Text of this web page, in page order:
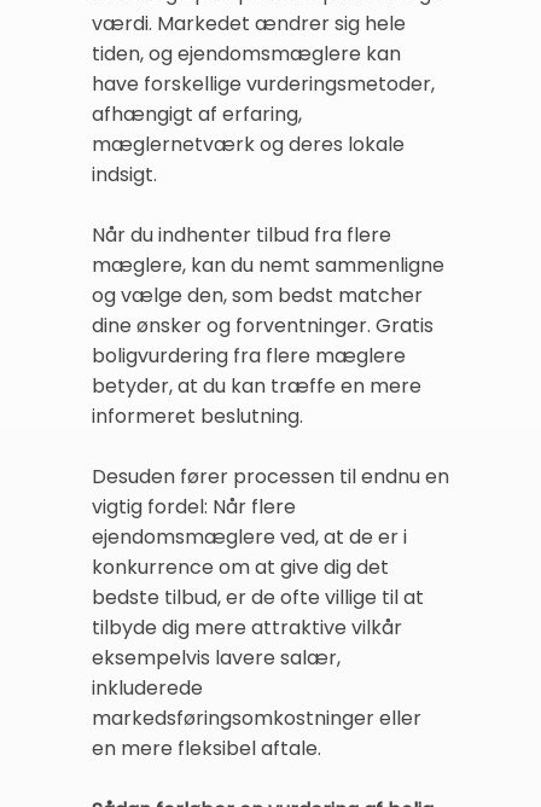
værdi. Markedet ændrer sig hele
tiden, og ejendomsmæglere kan
have forskellige vurderingsmetoder,
afhængigt af erfaring,
mæglernetværk og deres lokale
indsigt.
Når du indhenter tilbud fra flere
mæglere, kan du nemt sammenligne
og vælge den, som bedst matcher
dine ønsker og forventninger. Gratis
boligvurdering fra flere mæglere
betyder, at du kan træffe en mere
informeret beslutning.
Desuden fører processen til endnu en
vigtig fordel: Når flere
ejendomsmæglere ved, at de er i
konkurrence om at give dig det
bedste tilbud, er de ofte villige til at
tilbyde dig mere attraktive vilkår
eksempelvis lavere salær,
inkluderede
markedsføringsomkostninger eller
en mere fleksibel aftale.